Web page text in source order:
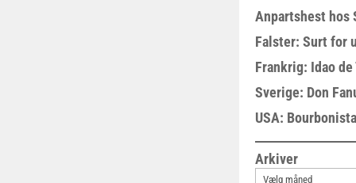
Anpartshest hos
Falster: Surt for
Frankrig: Idao
Sverige: Don
USA:
Arkiver